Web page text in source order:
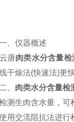
仪器概述
肉类水分含量检
干燥法(快速法)更
肉类水分含量检
生肉含水量，可检
交流阻抗法进行检